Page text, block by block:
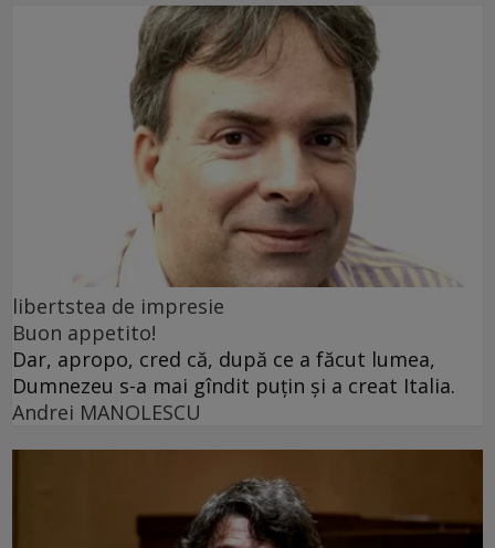
libertstea de impresie
Buon appetito!
Dar, apropo, cred că, după ce a făcut lumea,
Dumnezeu s-a mai gîndit puțin și a creat Italia.
Andrei MANOLESCU